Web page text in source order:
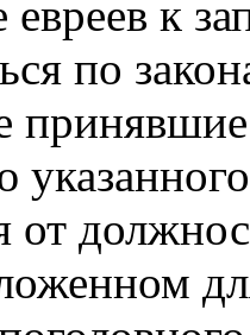
к
по
от